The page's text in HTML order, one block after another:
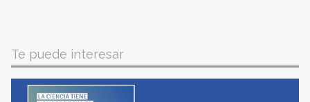
Te puede interesar